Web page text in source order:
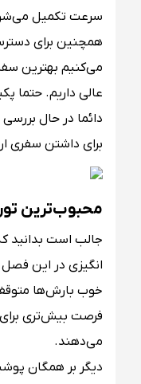
سرعت تکمیل
همچنین برای
می‌کنیم بهترین
عالی داریم. حتما
دائما در حال
برای داشتن سفری
محبوب‌ترین
جالب است بدانید
انگیزی در این
خوب بارش‌ها متوقف
فرصت بیش‌تری
می‌دهند.
دیگر بر همگان